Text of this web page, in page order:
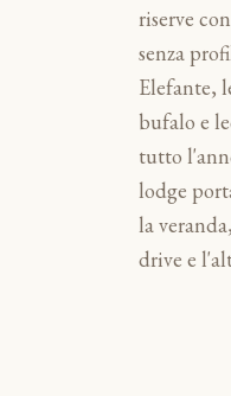
riserve
senza
Elefante,
bufalo e
tutto
lodge
la
drive e